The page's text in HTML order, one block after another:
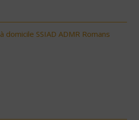
domicile SSIAD ADMR Romans